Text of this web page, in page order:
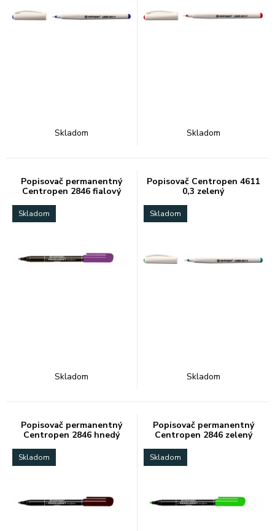
Skladom Skladom
Popisovač permanentný
Centropen 2846 fialový
Skladom
Skladom
Popisovač Centropen 4611
0,3 zelený
Skladom
Skladom
Popisovač permanentný
Centropen 2846 hnedý
Skladom
Popisovač permanentný
Centropen 2846 zelený
Skladom